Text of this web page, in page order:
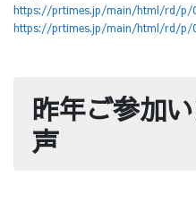
https://prtimes.jp/main/html/rd/p/
https://prtimes.jp/main/html/rd/p/
昨年ご参加
声